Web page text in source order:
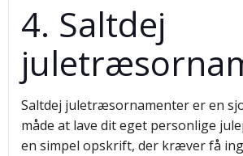
4. Saltdej
Saltdej juletræsornamenter er en
måde at lave dit eget personlige
en simpel opskrift, der kræver få